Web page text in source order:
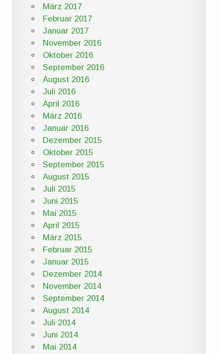
März 2017
Februar 2017
Januar 2017
November 2016
Oktober 2016
September 2016
August 2016
Juli 2016
April 2016
März 2016
Januar 2016
Dezember 2015
Oktober 2015
September 2015
August 2015
Juli 2015
Juni 2015
Mai 2015
April 2015
März 2015
Februar 2015
Januar 2015
Dezember 2014
November 2014
September 2014
August 2014
Juli 2014
Juni 2014
Mai 2014